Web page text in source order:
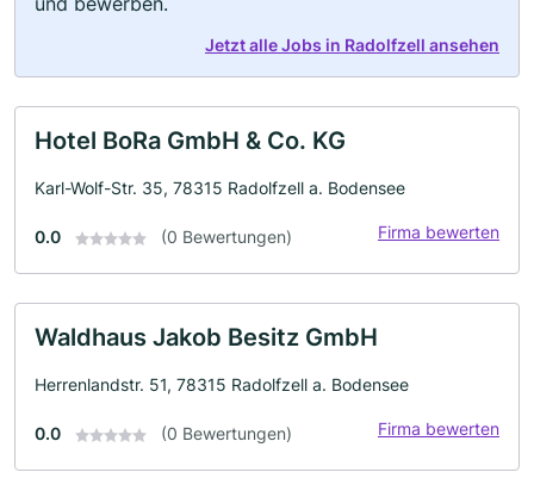
Jetzt alle Jobs in Radolfzell ansehen
Hotel BoRa GmbH & Co. KG
Karl-Wolf-Str. 35, 78315 Radolfzell a. Bodensee
0.0 (0 Bewertungen) Firma bewerten
Waldhaus Jakob Besitz GmbH
Herrenlandstr. 51, 78315 Radolfzell a. Bodensee
0.0 (0 Bewertungen) Firma bewerten